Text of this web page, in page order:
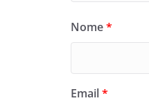
Nome*
Email*